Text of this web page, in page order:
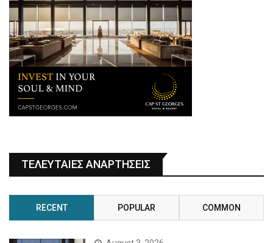
ΤΕΛΕΥΤΑΙΕΣ ΑΝΑΡΤΗΣΕΙΣ
RECENT POPULAR COMMON